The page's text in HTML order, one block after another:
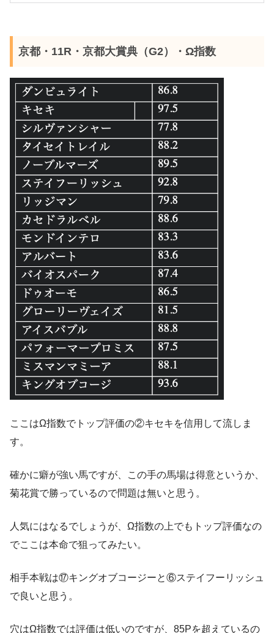
京都・11R・京都大賞典（G2）・Ω指数
ここはΩ指数でトップ評価の②キセキを信用して流しま
す。
確かに癖が強い馬ですが、この手の馬場は得意というか、
菊花賞で勝っているので問題は無いと思う。
人気にはなるでしょうが、Ω指数の上でもトップ評価なの
でここは本命で狙ってみたい。
相手本戦は⑰キングオブコージーと⑥ステイフーリッシュ
で良いと思う。
穴はΩ指数では評価は低いのですが、85Pを超えているの